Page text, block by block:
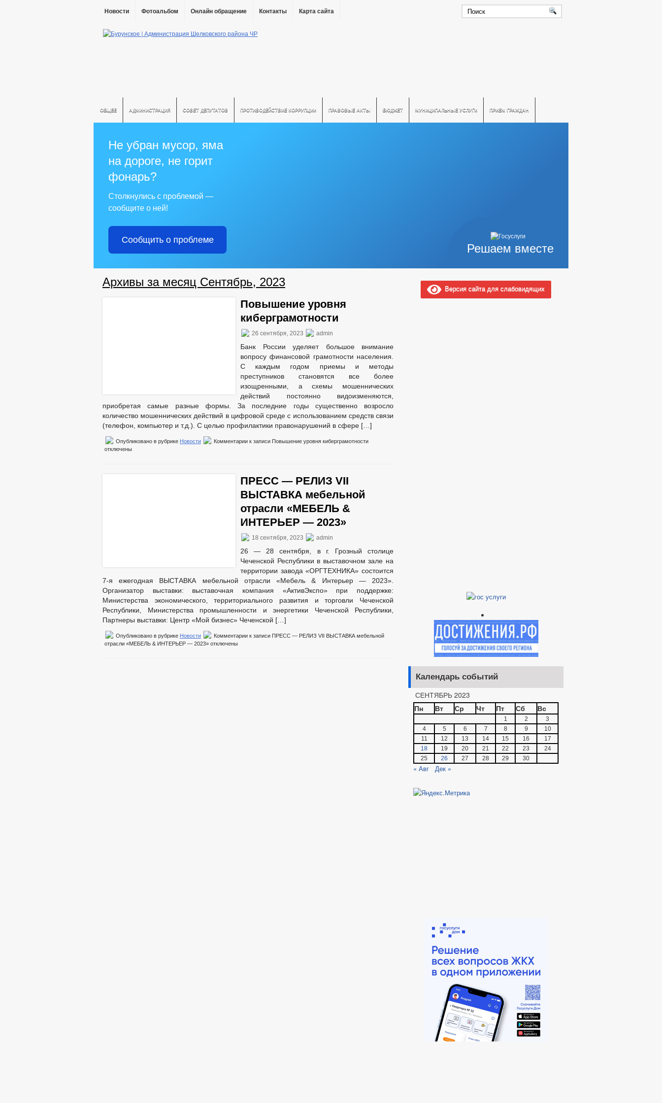
Новости Фотоальбом Онлайн обращение Контакты Карта сайта
ОБЩЕЕ АДМИНИСТРАЦИЯ СОВЕТ ДЕПУТАТОВ ПРОТИВОДЕЙСТВИЕ КОРРУПЦИИ ПРАВОВЫЕ АКТЫ БЮДЖЕТ МУНИЦИПАЛЬНЫЕ УСЛУГИ ПРИЕМ ГРАЖДАН
Решаем вместе
Не убран мусор, яма
на дороге, не горит
фонарь?
Столкнулись с проблемой —
сообщите о ней!
Сообщить о проблеме
Архивы за месяц Сентябрь, 2023
Повышение уровня
киберграмотности
26 сентября, 2023 admin
Банк России уделяет большое внимание
вопросу финансовой грамотности населения.
С каждым годом приемы и методы
преступников становятся все более
изощренными, а схемы мошеннических
действий постоянно видоизменяются,
приобретая самые разные формы. За последние годы существенно возросло
количество мошеннических действий в цифровой среде с использованием средств связи
(телефон, компьютер и т.д.). С целью профилактики правонарушений в сфере […]
Опубликовано в рубрике Новости Комментарии к записи Повышение уровня киберграмотности
отключены
ПРЕСС — РЕЛИЗ VII
ВЫСТАВКА мебельной
отрасли «МЕБЕЛЬ &
ИНТЕРЬЕР — 2023»
18 сентября, 2023 admin
26 — 28 сентября, в г. Грозный столице
Чеченской Республики в выставочном зале на
территории завода «ОРГТЕХНИКА» состоится
7-я ежегодная ВЫСТАВКА мебельной отрасли «Мебель & Интерьер — 2023».
Организатор выставки: выставочная компания «АктивЭкспо» при поддержке:
Министерства экономического, территориального развития и торговли Чеченской
Республики, Министерства промышленности и энергетики Чеченской Республики,
Партнеры выставки: Центр «Мой бизнес» Чеченской […]
Опубликовано в рубрике Новости Комментарии к записи ПРЕСС — РЕЛИЗ VII ВЫСТАВКА мебельной
отрасли «МЕБЕЛЬ & ИНТЕРЬЕР — 2023» отключены
Версия сайта для слабовидящих
Календарь событий
СЕНТЯБРЬ 2023
Пн
Вт Ср Чт Пт Сб Вс
1 2
3
4
5 6 7 8 9
10
11
12 13 14 15 16
17
18
19 20 21 22 23
24
25
26 27 28 29 30
« Авг Дек »